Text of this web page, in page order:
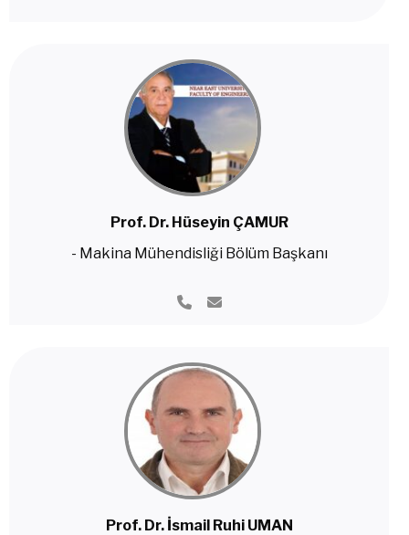
Prof. Dr. Hüseyin ÇAMUR
- Makina Mühendisliği Bölüm Başkanı
Prof. Dr. İsmail Ruhi UMAN